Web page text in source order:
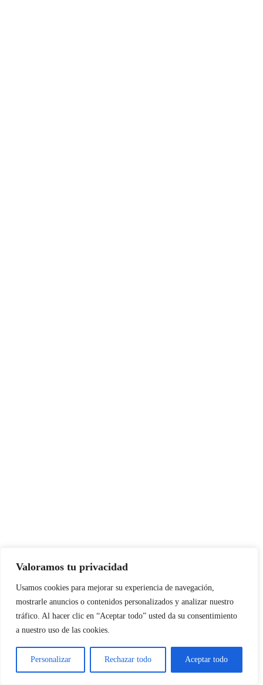
Valoramos tu privacidad
Usamos cookies para mejorar su experiencia de navegación,
mostrarle anuncios o contenidos personalizados y analizar nuestro
tráfico. Al hacer clic en “Aceptar todo” usted da su consentimiento
a nuestro uso de las cookies.
Personalizar Rechazar todo Aceptar todo